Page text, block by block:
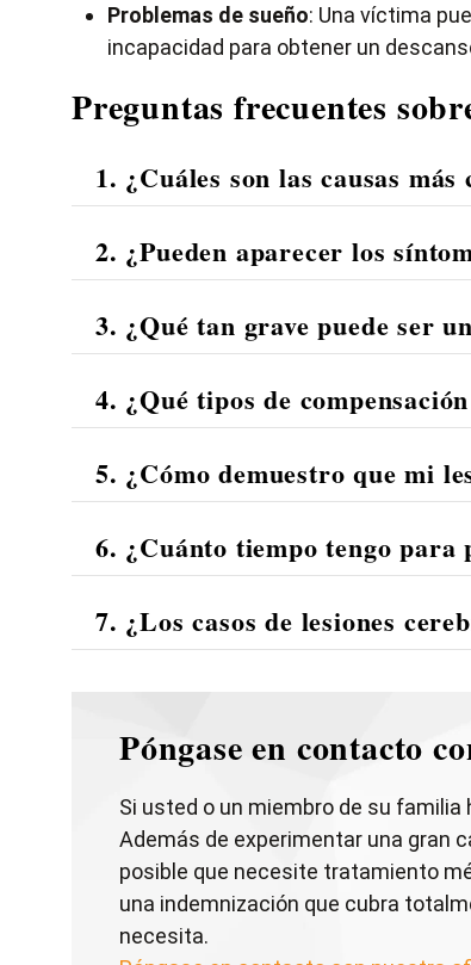
Problemas de sueño: Una víctima
incapacidad para obtener un
Preguntas frecuentes
1. ¿Cuáles son las causas
2. ¿Pueden aparecer los
3. ¿Qué tan grave puede ser
4. ¿Qué tipos de
5. ¿Cómo demuestro que mi
6. ¿Cuánto tiempo tengo para
7. ¿Los casos de lesiones
Póngase en contacto
Si usted o un miembro de su
Además de experimentar una gran
posible que necesite tratamiento
una indemnización que cubra
necesita.